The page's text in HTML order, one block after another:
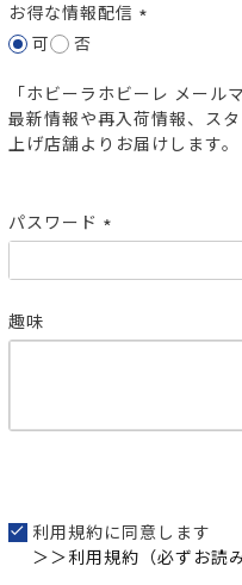
お得な情報配信
可 否
「ホビーラホビーレ メール
最新情報や再入荷情報、ス
上げ店舗よりお届けします。
パスワード
須)
趣味
利用規約に同意します
＞＞利用規約（必ずお読